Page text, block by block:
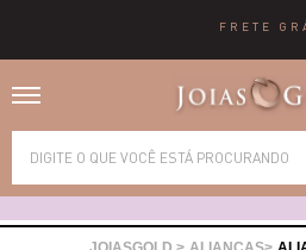
FRETE
Alianças
Anéis